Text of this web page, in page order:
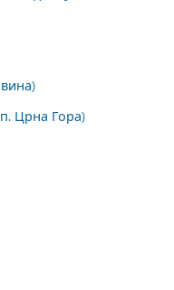
Црна Гора)